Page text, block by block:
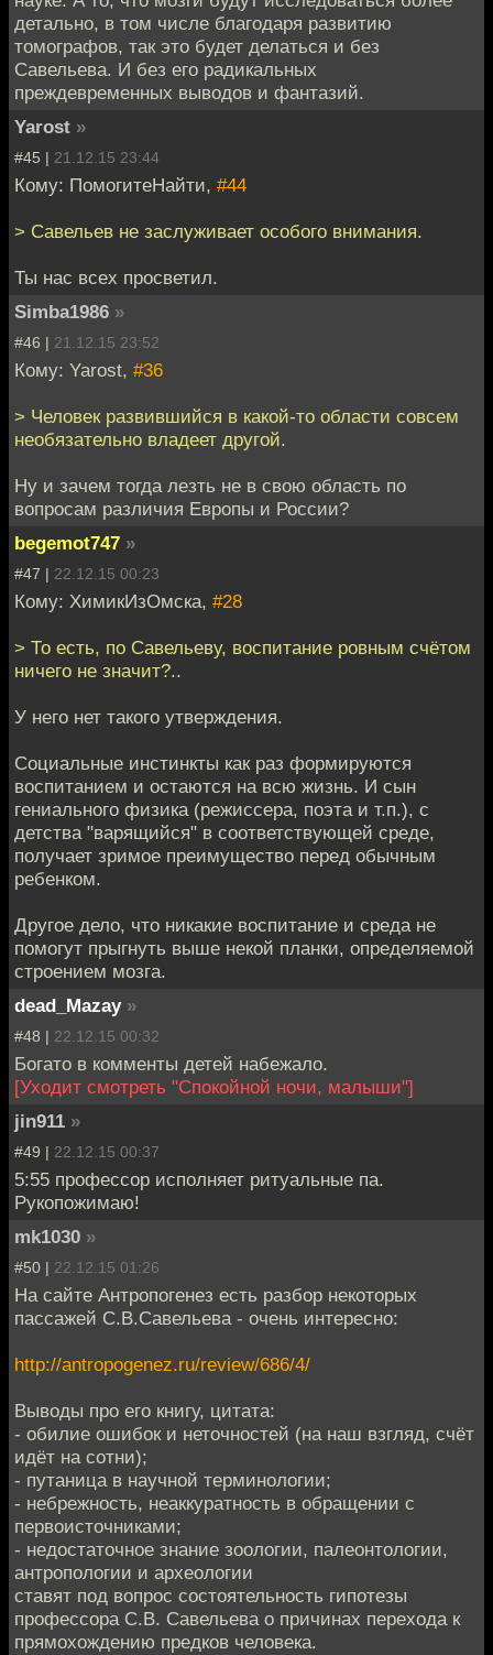
детально, в том числе благодаря развитию
томографов, так это будет делаться и без
Савельева. И без его радикальных
преждевременных выводов и фантазий.
Yarost »
#45 | 21.12.15 23:44
Кому: ПомогитеНайти, #44
> Савельев не заслуживает особого внимания.
Ты нас всех просветил.
Simba1986 »
#46 | 21.12.15 23:52
Кому: Yarost, #36
> Человек развившийся в какой-то области совсем
необязательно владеет другой.
Ну и зачем тогда лезть не в свою область по
вопросам различия Европы и России?
begemot747 »
#47 | 22.12.15 00:23
Кому: ХимикИзОмска, #28
> То есть, по Савельеву, воспитание ровным счётом
ничего не значит?..
У него нет такого утверждения.
Социальные инстинкты как раз формируются
воспитанием и остаются на всю жизнь. И сын
гениального физика (режиссера, поэта и т.п.), с
детства "варящийся" в соответствующей среде,
получает зримое преимущество перед обычным
ребенком.
Другое дело, что никакие воспитание и среда не
помогут прыгнуть выше некой планки, определяемой
строением мозга.
dead_Mazay »
#48 | 22.12.15 00:32
Богато в комменты детей набежало.
[Уходит смотреть "Спокойной ночи, малыши"]
jin911 »
#49 | 22.12.15 00:37
5:55 профессор исполняет ритуальные па.
Рукопожимаю!
mk1030 »
#50 | 22.12.15 01:26
На сайте Антропогенез есть разбор некоторых
пассажей С.В.Савельева - очень интересно:
http://antropogenez.ru/review/686/4/
Выводы про его книгу, цитата:
- обилие ошибок и неточностей (на наш взгляд, счёт
идёт на сотни);
- путаница в научной терминологии;
- небрежность, неаккуратность в обращении с
первоисточниками;
- недостаточное знание зоологии, палеонтологии,
антропологии и археологии
ставят под вопрос состоятельность гипотезы
профессора С.В. Савельева о причинах перехода к
прямохождению предков человека.